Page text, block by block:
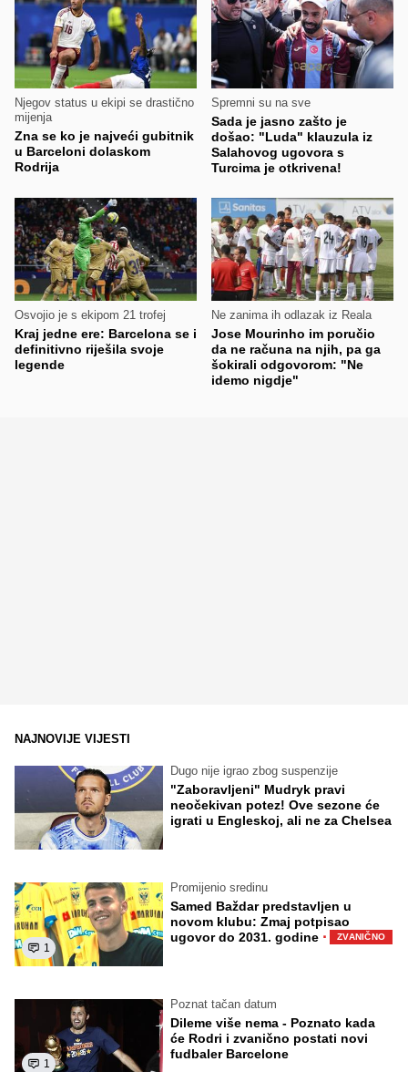
Njegov status u ekipi se drastično
mijenja
Zna se ko je najveći gubitnik
u Barceloni dolaskom
Rodrija
Spremni su na sve
Sada je jasno zašto je
došao: "Luda" klauzula iz
Salahovog ugovora s
Turcima je otkrivena!
Osvojio je s ekipom 21 trofej
Kraj jedne ere: Barcelona se i
definitivno riješila svoje
legende
Ne zanima ih odlazak iz Reala
Jose Mourinho im poručio
da ne računa na njih, pa ga
šokirali odgovorom: "Ne
idemo nigdje"
NAJNOVIJE VIJESTI
Dugo nije igrao zbog suspenzije
"Zaboravljeni" Mudryk pravi
neočekivan potez! Ove sezone će
igrati u Engleskoj, ali ne za Chelsea
1
Promijenio sredinu
Samed Baždar predstavljen u
novom klubu: Zmaj potpisao
ugovor do 2031. godine · ZVANIČNO
1
Poznat tačan datum
Dileme više nema - Poznato kada
će Rodri i zvanično postati novi
fudbaler Barcelone